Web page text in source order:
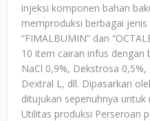
injeksi komponen bahan
memproduksi berbagai
“FIMALBUMIN” dan
10 item cairan infus dengan
NaCl 0,9%, Dekstrosa
Dextral L, dll. Dipasarkan
ditujukan sepenuhnya
Utilitas produksi Perseroan